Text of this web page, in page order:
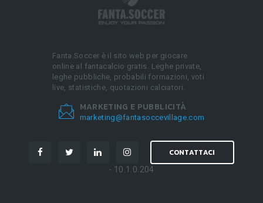
Fanta.Soccer è il sito web per giocare
online al fantacalcio gratis. Leghe private,
leghe pubbliche, probabili formazioni, voti
live, statistiche, quotazioni calciatori.
MARKETING E PUBBLICITÀ
marketing@fantasoccevillage.com
CONTATTACI
- 10.1.0.204